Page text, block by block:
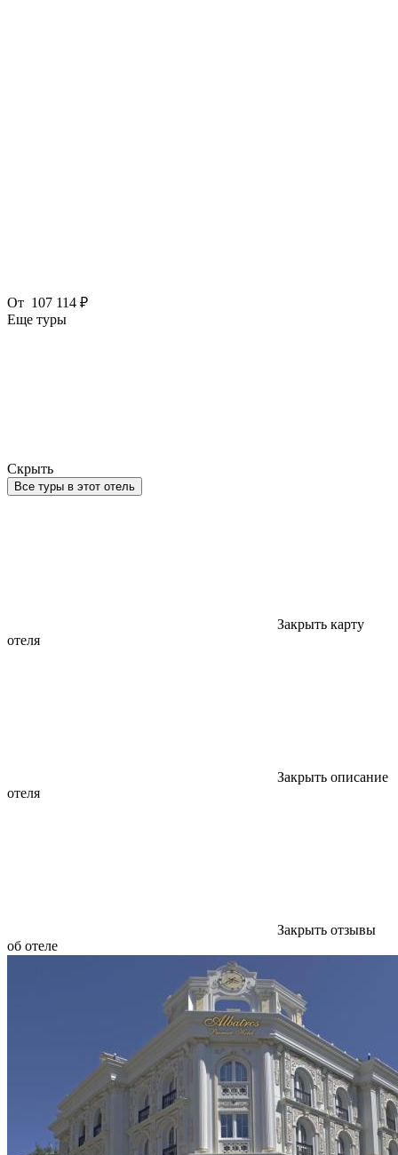
От 107 114 ₽
Еще туры
Скрыть
Все туры в этот отель
Закрыть карту
отеля
Закрыть описание
отеля
Закрыть отзывы
об отеле